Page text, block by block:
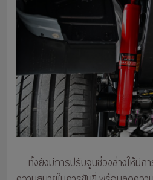
ทั้งยังมีการปรับจูนช่วงล่างให้มีก